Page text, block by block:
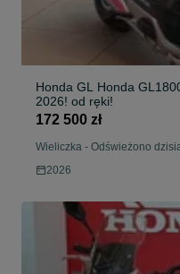
Honda GL Honda
2026! od ręki!
172 500 zł
Wieliczka - Odświeżono
2026